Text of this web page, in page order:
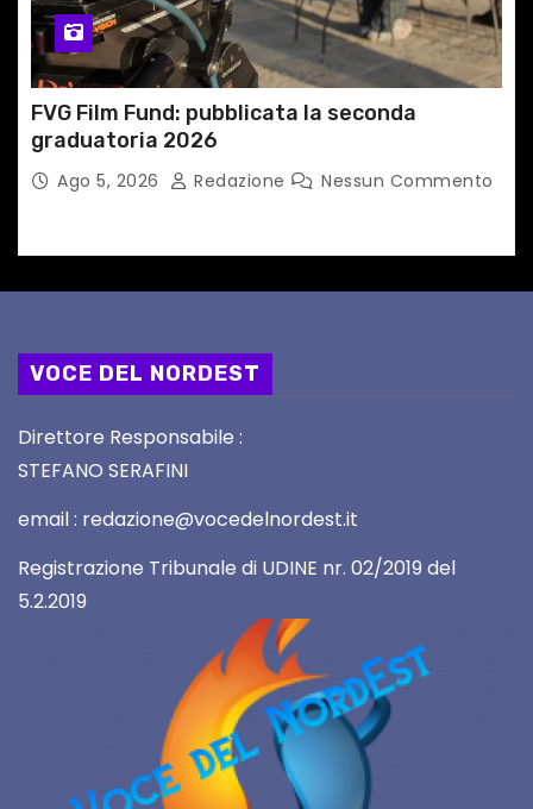
FVG Film Fund: pubblicata la seconda
graduatoria 2026
Ago 5, 2026 Redazione Nessun Commento
VOCE DEL NORDEST
Direttore Responsabile :
STEFANO SERAFINI
email : redazione@vocedelnordest.it
Registrazione Tribunale di UDINE nr. 02/2019 del
5.2.2019